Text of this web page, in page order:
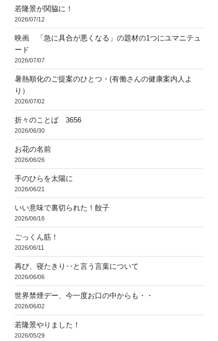
若隆景が関脇に！
2026/07/12
映画 「急に具合が悪くなる」の題材の1つにユマニテュ
ード
2026/07/07
暑熱順化のご提案のひとつ・(有働さんの健康案内人よ
り）
2026/07/02
折々のことば 3656
2026/06/30
お花の名前
2026/06/26
手のひらを太陽に
2026/06/21
いい意味で裏切られた！餃子
2026/06/16
ごっくん筋！
2026/06/11
再び、寝たきり‥と言う言葉について
2026/06/06
世界禁煙デー、今一度お口の中からも・・
2026/06/02
若隆景やりました！
2026/05/29